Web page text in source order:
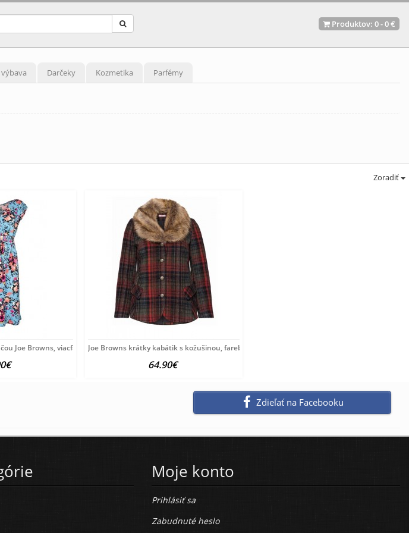
Produktov: 0-0 €
Darčeky Kozmetika Parfémy
Zoradiť
Joe Browns, viacfarebnéJoe Browns krátky kabátik s kožušinou, farebná
64.90€
Zdieľať na Facebooku
Moje konto
Prihlásiť sa
Zabudnuté heslo